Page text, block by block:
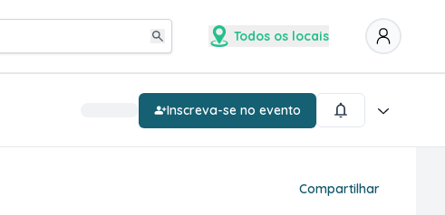
Todos os locais
Inscreva-se no evento
Compartilhar